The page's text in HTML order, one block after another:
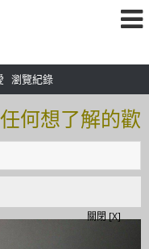
瀏覽紀錄
何想了解的歡
聯繫電
話0925166083
何想了解的歡
聯繫電
關閉 [X]